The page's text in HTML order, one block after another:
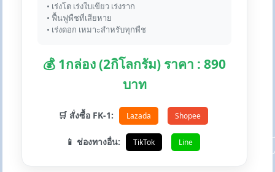
• เร่งโต เร่งใบเขียว เร่งราก
• ฟื้นฟูพืชที่เสียหาย
• เร่งดอก เหมาะสำหรับทุกพืช
💰 1กล่อง (2กิโลกรัม) ราคา : 890
บาท
🛒 สั่งซื้อ FK-1: Lazada Shopee
📱 ช่องทางอื่น: TikTok Line